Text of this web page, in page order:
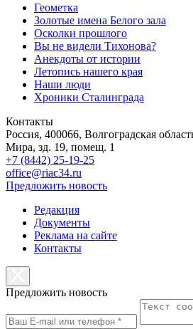
Геометка
Золотые имена Белого зала
Осколки прошлого
Вы не видели Тихонова?
Анекдоты от истории
Летопись нашего края
Наши люди
Хроники Сталинграда
Контакты
Россия, 400066, Волгоградская
Мира, зд. 19, помещ. 1
+7 (8442) 25-19-25
office@riac34.ru
Предложить новость
Редакция
Документы
Реклама на сайте
Контакты
Предложить новость